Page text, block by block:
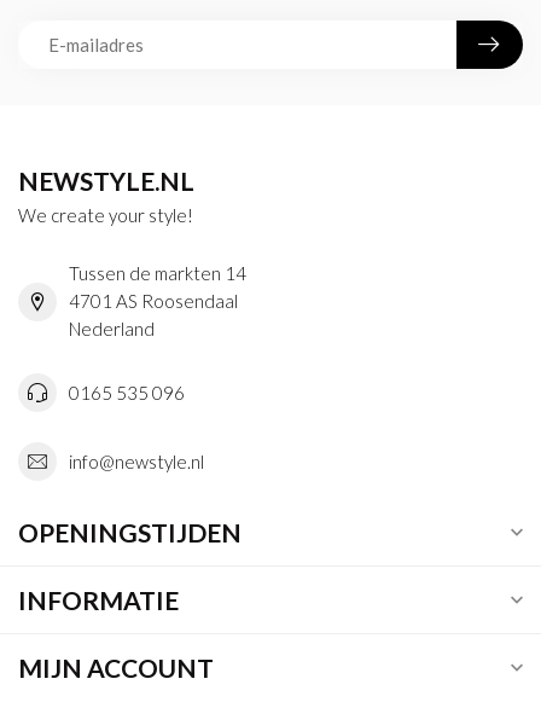
NEWSTYLE.NL
We create your style!
Tussen de markten 14
4701 AS Roosendaal
Nederland
0165 535 096
info@newstyle.nl
OPENINGSTIJDEN
INFORMATIE
MIJN ACCOUNT